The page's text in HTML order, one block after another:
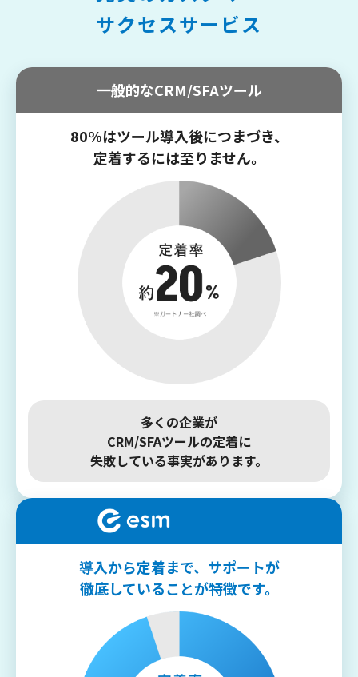
サクセスサービス
一般的なCRM/SFAツール
80%はツール導入後につまづき、
定着するには至りません。
多くの企業が
CRM/SFAツールの定着に
失敗している事実があります。
導入から定着まで、 サポートが
徹底していることが特徴です。